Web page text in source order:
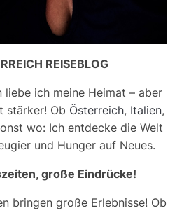
REISEBLOG
liebe ich meine Heimat – aber
stärker! Ob Österreich, Italien,
wo: Ich entdecke die Welt
und Hunger auf Neues.
große Eindrücke!
bringen große Erlebnisse! Ob